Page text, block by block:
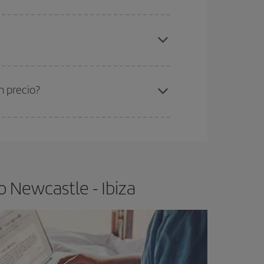
precio?
Newcastle - Ibiza